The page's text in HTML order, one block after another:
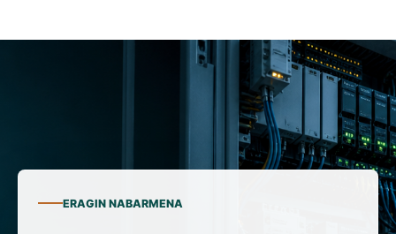
ERAGIN NABARMENA